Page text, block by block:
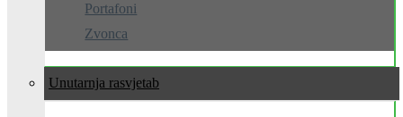
Portafoni
Zvonca
Unutarnja rasvjeta